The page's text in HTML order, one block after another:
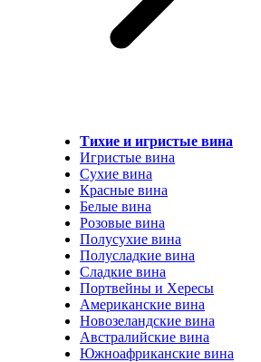
Тихие и игристые вина
Игристые вина
Сухие вина
Красные вина
Белые вина
Розовые вина
Полусухие вина
Полусладкие вина
Сладкие вина
Портвейны и Хересы
Американские вина
Новозеландские вина
Австралийские вина
Южноафриканские вина